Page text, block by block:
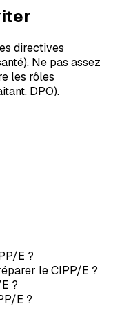
directives
Ne pas assez
les rôles
DPO).
E ?
le CIPP/E ?
?
E ?